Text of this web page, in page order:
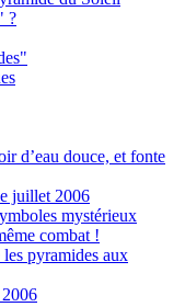
?
d’eau douce, et fonte
juillet 2006
mystérieux
combat !
pyramides aux